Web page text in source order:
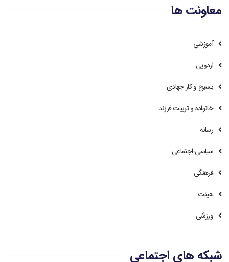
معاونت ها
آموزشی
اردویی
بسیج و کار جهادی
خانواده و تربیت فرزند
رسانه
سیاسی-اجتماعی
فرهنگی
هیئت
ورزشی
شبکه های اجتماعی